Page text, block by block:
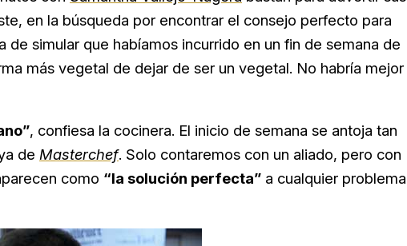
en la búsqueda por encontrar el consejo perfecto para
de simular que habíamos incurrido en un fin de semana de
más vegetal de dejar de ser un vegetal. No habría mejor
, confiesa la cocinera. El inicio de semana se antoja tan
de Masterchef. Solo contaremos con un aliado, pero con
como “la solución perfecta” a cualquier problema